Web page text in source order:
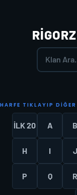
HAR FE T IKLAYIP D I ĞER
İLK 20 A B
H I J
P Q R